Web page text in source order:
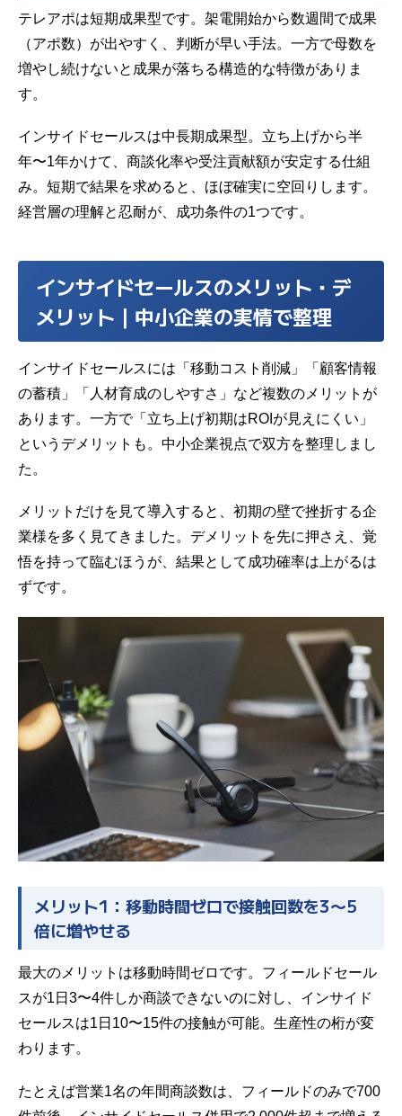
テレアポは短期成果型です。架電開始から数週間で成果
（アポ数）が出やすく、判断が早い手法。一方で母数を
増やし続けないと成果が落ちる構造的な特徴がありま
す。
インサイドセールスは中長期成果型。立ち上げから半
年〜1年かけて、商談化率や受注貢献額が安定する仕組
み。短期で結果を求めると、ほぼ確実に空回りします。
経営層の理解と忍耐が、成功条件の1つです。
インサイドセールスのメリット・デ
メリット｜中小企業の実情で整理
インサイドセールスには「移動コスト削減」「顧客情報
の蓄積」「人材育成のしやすさ」など複数のメリットが
あります。一方で「立ち上げ初期はROIが見えにくい」
というデメリットも。中小企業視点で双方を整理しまし
た。
メリットだけを見て導入すると、初期の壁で挫折する企
業様を多く見てきました。デメリットを先に押さえ、覚
悟を持って臨むほうが、結果として成功確率は上がるは
ずです。
メリット1：移動時間ゼロで接触回数を3〜5
倍に増やせる
最大のメリットは移動時間ゼロです。フィールドセール
スが1日3〜4件しか商談できないのに対し、インサイド
セールスは1日10〜15件の接触が可能。生産性の桁が変
わります。
たとえば営業1名の年間商談数は、フィールドのみで700